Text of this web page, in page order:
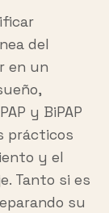
del
en un
y BiPAP
prácticos
y el
Tanto si es
su